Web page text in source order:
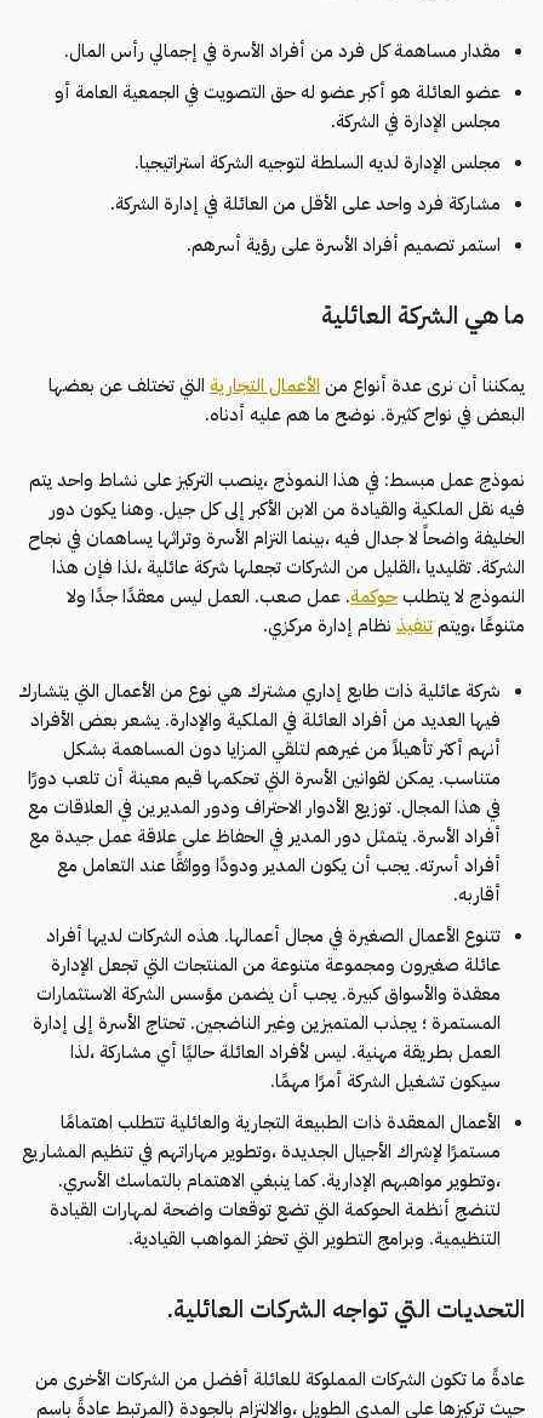
مقدار مساهمة كل فرد من أفراد الأسرة في إجمالي رأس المال.
عضو العائلة هو أكبر عضو له حق التصويت في الجمعية العامة أو
مجلس الإدارة في الشركة.
مجلس الإدارة لديه السلطة لتوجيه الشركة استراتيجيا.
مشاركة فرد واحد على الأقل من العائلة في إدارة الشركة.
استمر تصميم أفراد الأسرة على رؤية أسرهم.
ما هي الشركة العائلية
يمكننا أن نرى عدة أنواع من الأعمال التجارية التي تختلف عن بعضها
البعض في نواح كثيرة. نوضح ما هم عليه أدناه.
نموذج عمل مبسط: في هذا النموذج ،ينصب التركيز على نشاط واحد يتم
فيه نقل الملكية والقيادة من الابن الأكبر إلى كل جيل. وهنا يكون دور
الخليفة واضحاً لا جدال فيه ،بينما التزام الأسرة وتراثها يساهمان في نجاح
الشركة. تقليديا ،القليل من الشركات تجعلها شركة عائلية ،لذا فإن هذا
النموذج لا يتطلبحوكمة. عمل صعب. العمل ليس معقدًا جدًا ولا
متنوعًا ،ويتمتنفيذ نظام إدارة مركزي.
شركة عائلية ذات طابع إداري مشترك هي نوع من الأعمال التي يتشارك
فيها العديد من أفراد العائلة في الملكية والإدارة. يشعر بعض الأفراد
أنهم أكثر تأهيلاً من غيرهم لتلقي المزايا دون المساهمة بشكل
متناسب. يمكن لقوانين الأسرة التي تحكمها قيم معينة أن تلعب دورًا
في هذا المجال. توزيع الأدوار الاحتراف ودور المديرين في العلاقات مع
أفراد الأسرة. يتمثل دور المدير في الحفاظ على علاقة عمل جيدة مع
أفراد أسرته. يجب أن يكون المدير ودودًا وواثقًا عند التعامل مع
أقاربه.
تتنوع الأعمال الصغيرة في مجال أعمالها. هذه الشركات لديها أفراد
عائلة صغيرون ومجموعة متنوعة من المنتجات التي تجعل الإدارة
معقدة والأسواق كبيرة. يجب أن يضمن مؤسس الشركة الاستثمارات
المستمرة ؛ يجذب المتميزين وغير الناضجين. تحتاج الأسرة إلى إدارة
العمل بطريقة مهنية. ليس لأفراد العائلة حاليًا أي مشاركة ،لذا
سيكون تشغيل الشركة أمرًا مهمًا.
الأعمال المعقدة ذات الطبيعة التجارية والعائلية تتطلب اهتمامًا
مستمرًا لإشراك الأجيال الجديدة ،وتطوير مهاراتهم في تنظيم المشاريع
،وتطوير مواهبهم الإدارية. كما ينبغي الاهتمام بالتماسك الأسري.
لتنضج أنظمة الحوكمة التي تضع توقعات واضحة لمهارات القيادة
التنظيمية. وبرامج التطوير التي تحفز المواهب القيادية.
التحديات التي تواجه الشركات العائلية.
عادةً ما تكون الشركات المملوكة للعائلة أفضل من الشركات الأخرى من
حيث تركيزها على المدى الطويل ،والالتزام بالجودة (المرتبط عادةً باسم